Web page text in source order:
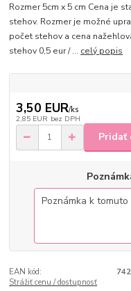
Rozmer 5cm x 5 cm Cena je
stehov. Rozmer je možné
počet stehov a cena
stehov 0,5 eur / ... celý popis
3,50 EUR/ks
2,85 EUR bez DPH
Pridať
EAN kód:
Strážiť cenu / dostupnosť